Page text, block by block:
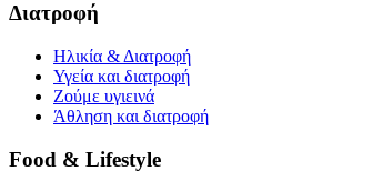
Διατροφή
Ηλικία & Διατροφή
Υγεία και διατροφή
Ζούμε υγιεινά
Άθληση και διατροφή
Food & Lifestyle